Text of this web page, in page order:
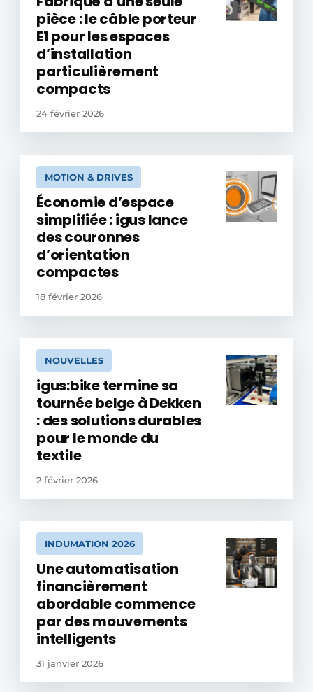
pièce : le câble porteur
E1 pour les espaces
d’installation
particulièrement
compacts
24 février 2026
MOTION & DRIVES
Économie d’espace
simplifiée : igus lance
des couronnes
d’orientation
compactes
18 février 2026
NOUVELLES
igus:bike termine sa
tournée belge à Dekken
: des solutions durables
pour le monde du
textile
2 février 2026
INDUMATION 2026
Une automatisation
financièrement
abordable commence
par des mouvements
intelligents
31 janvier 2026